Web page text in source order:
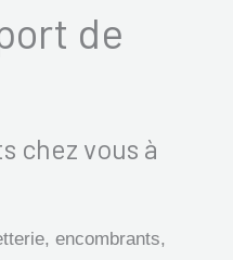
de
chez vous à
encombrants,